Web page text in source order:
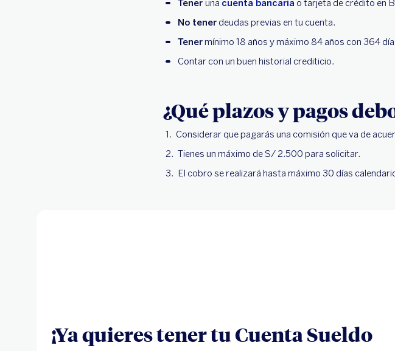
Tener una cuenta bancaria o tarjeta de crédito en
No tener deudas previas en tu cuenta.
Tenermínimo 18 años y máximo 84 años con 364
Contar con un buen historial crediticio.
¿Qué plazos y pagos
Considerar que pagarás una comisión que va de
Tienes un máximo de S/ 2.500 para solicitar.
El cobro se realizará hasta máximo 30 días
¡Ya quieres tener tu Cuenta Sueldo